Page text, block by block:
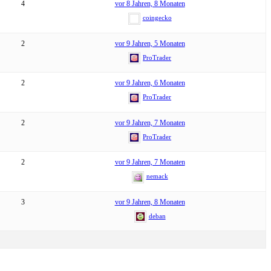
4 vor 8 Jahren, 8 Monaten
coingecko
2 vor 9 Jahren, 5 Monaten
ProTrader
2 vor 9 Jahren, 6 Monaten
ProTrader
2 vor 9 Jahren, 7 Monaten
ProTrader
2 vor 9 Jahren, 7 Monaten
nemack
3 vor 9 Jahren, 8 Monaten
deban